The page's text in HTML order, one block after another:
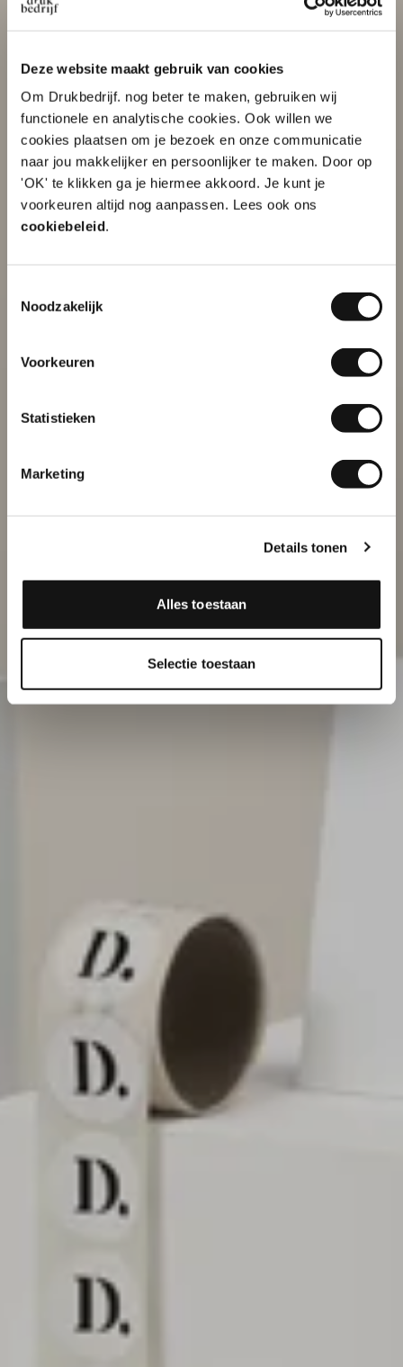
Deze website maakt gebruik van cookies
Om Drukbedrijf. nog beter te maken, gebruiken wij
functionele en analytische cookies. Ook willen we
cookies plaatsen om je bezoek en onze communicatie
naar jou makkelijker en persoonlijker te maken. Door op
'OK' te klikken ga je hiermee akkoord. Je kunt je
voorkeuren altijd nog aanpassen. Lees ook ons
cookiebeleid.
Noodzakelijk
Voorkeuren
Statistieken
Marketing
Details tonen
Alles toestaan
Selectie toestaan
10% korting op je
eerste order?
Naam
E-mailadres